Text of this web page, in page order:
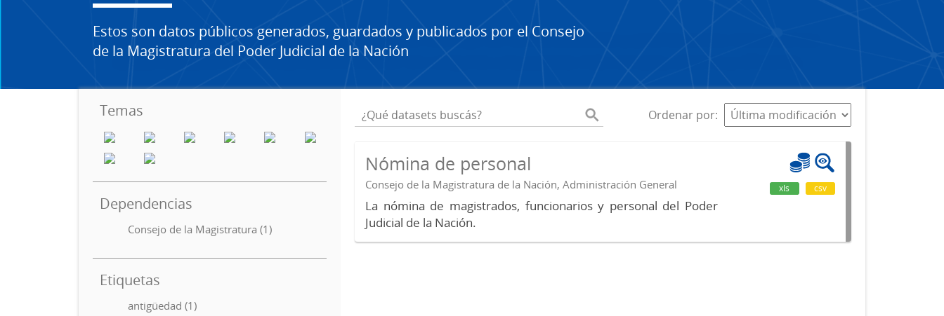
Estos son datos públicos generados, guardados y publicados por el Consejo
de la Magistratura del Poder Judicial de la Nación
Temas
Dependencias
Consejo de la Magistratura (1)
Etiquetas
antigüedad (1)
Ordenar por
Nómina de personal
Consejo de la Magistratura de la Nación, Administración General
La nómina de magistrados, funcionarios y personal del Poder
Judicial de la Nación.
xls csv